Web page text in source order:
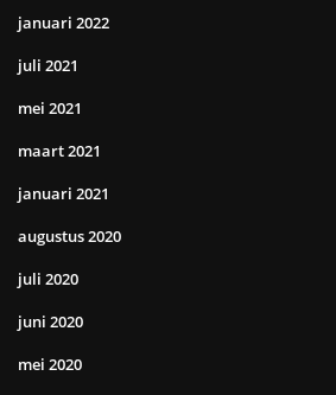
januari 2022
juli 2021
mei 2021
maart 2021
januari 2021
augustus 2020
juli 2020
juni 2020
mei 2020